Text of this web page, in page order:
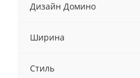
Ginzzu
GRAUDE
HEBERMANN
Дизайн Домино
Ширина
Стиль